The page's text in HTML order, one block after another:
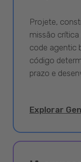
Projete,
missão
code agentic
código
prazo e
Explorar